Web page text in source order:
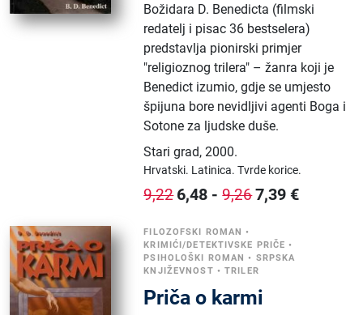
Božidara D. Benedicta (filmski
redatelj i pisac 36 bestselera)
predstavlja pionirski primjer
"religioznog trilera" – žanra koji je
Benedict izumio, gdje se umjesto
špijuna bore nevidljivi agenti Boga i
Sotone za ljudske duše.
Stari grad,2000.
Hrvatski. Latinica.Tvrde korice.
9,22 6,48 -9,267,39 €
FILOZOFSKI ROMAN •
KRIMIĆI/DETEKTIVSKE PRIČE •
PSIHOLOŠKI ROMAN • SRPSKA
KNJIŽEVNOST •TRILER
Priča o karmi